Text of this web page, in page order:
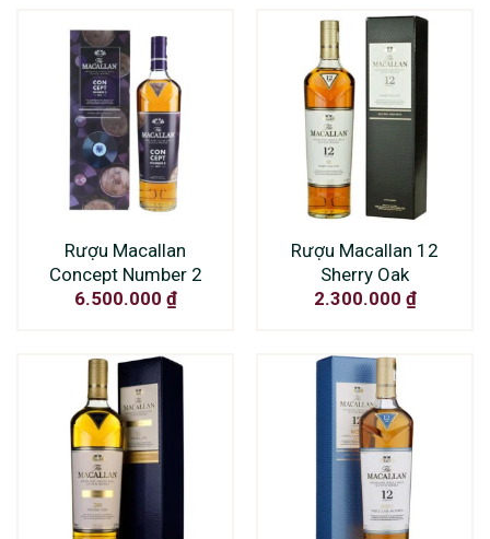
Rượu Macallan
Concept Number 2
6.500.000 ₫
Rượu Macallan 12
Sherry Oak
2.300.000 ₫